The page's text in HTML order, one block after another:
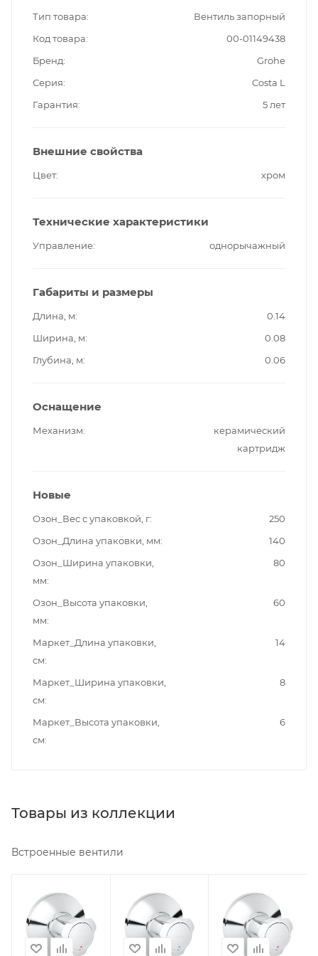
Тип товара
Вентиль запорный
Код товара
00-01149438
Бренд
Grohe
Серия
Costa L
Гарантия
5 лет
Внешние свойства
Цвет хром
Технические характеристики
Управление однорычажный
Габариты и размеры
Длина, м
0.14
Ширина, м
0.08
Глубина, м
0.06
Оснащение
Механизм
керамический
картридж
Новые
Озон_Вес с упаковкой, г
250
Озон_Длина упаковки, мм
140
Озон_Ширина упаковки,
мм
80
Озон_Высота упаковки,
мм
60
Маркет_Длина упаковки,
см
14
Маркет_Ширина упаковки,
см
8
Маркет_Высота упаковки,
см
6
Товары из коллекции
Встроенные вентили
Минимальная
цена
3306.36
Реквизиты
Минимальная
цена
3393.95
Реквизиты
Минимальная
цена
5785.27
Реквизиты